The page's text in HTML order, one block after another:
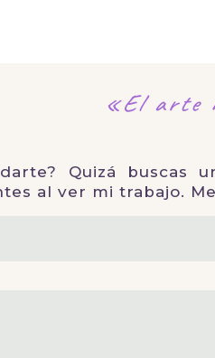
«El arte
Quizá
al ver mi trabajo.